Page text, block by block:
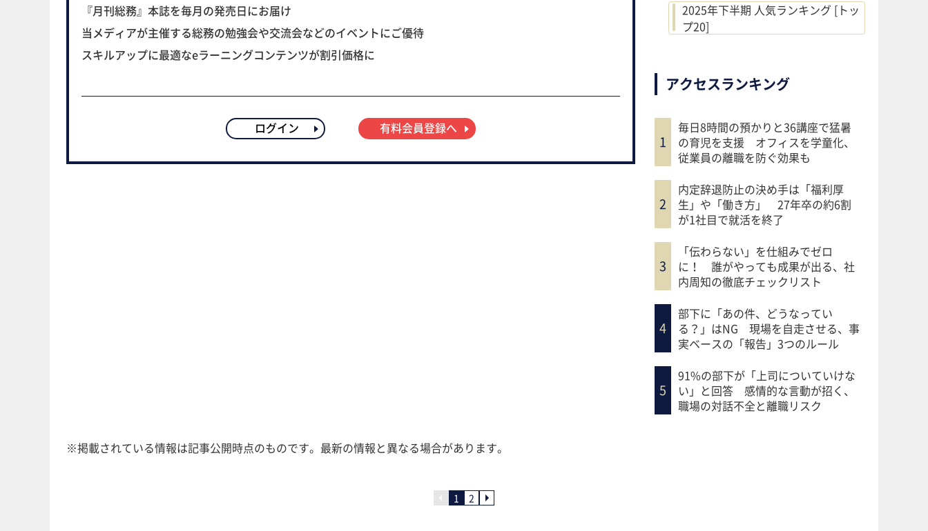
2025年下半期 人気ランキング [トッ
プ20]
アクセスランキング
毎日8時間の預かりと36講座で猛暑
の育児を支援 オフィスを学童化、
従業員の離職を防ぐ効果も
内定辞退防止の決め手は「福利厚
生」や「働き方」 27年卒の約6割
が1社目で就活を終了
「伝わらない」を仕組みでゼロ
に！ 誰がやっても成果が出る、社
内周知の徹底チェックリスト
部下に「あの件、どうなってい
る？」はNG 現場を自走させる、事
実ベースの「報告」3つのルール
91%の部下が「上司についていけな
い」と回答 感情的な言動が招く、
職場の対話不全と離職リスク
『月刊総務』本誌を毎月の発売日にお届け
当メディアが主催する総務の勉強会や交流会などのイベントにご優待
スキルアップに最適なeラーニングコンテンツが割引価格に
ログイン 有料会員登録へ
※掲載されている情報は記事公開時点のものです。最新の情報と異なる場合があります。
1 2